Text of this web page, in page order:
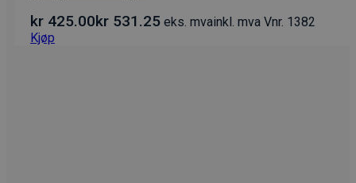
kr 425.00kr 531.25 eks. mvainkl. mva Vnr. 1382
Kjøp